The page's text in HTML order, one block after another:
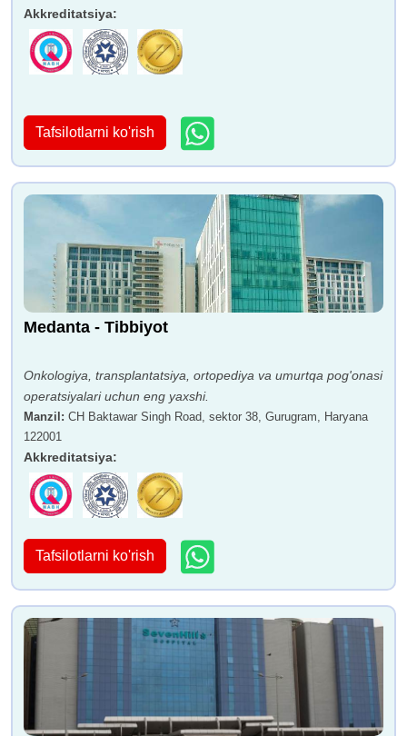
Akkreditatsiya:
Tafsilotlarni ko'rish
Medanta - Tibbiyot
Onkologiya, transplantatsiya, ortopediya va umurtqa pog'onasi
operatsiyalari uchun eng yaxshi.
Manzil : CH Baktawar Singh Road, sektor 38, Gurugram, Haryana
122001
Akkreditatsiya:
Tafsilotlarni ko'rish